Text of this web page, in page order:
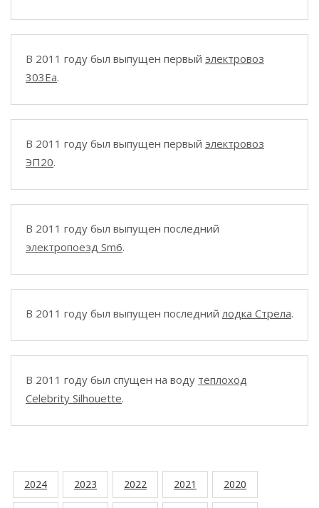
В 2011 году был выпущен первый электровоз
303Ea.
В 2011 году был выпущен первый электровоз
ЭП20.
В 2011 году был выпущен последний
электропоезд Sm6.
В 2011 году был выпущен последнийлодка Стрела.
В 2011 году был спущен на воду теплоход
Celebrity Silhouette.
2024 2023 2022 2021 2020